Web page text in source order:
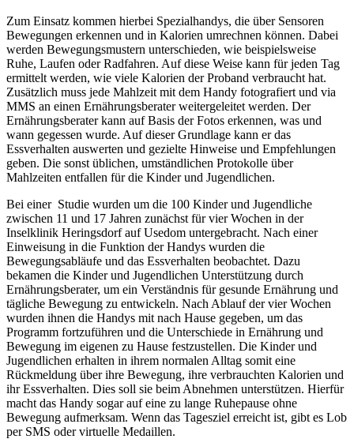
Zum Einsatz kommen hierbei Spezialhandys, die über Sensoren
Bewegungen erkennen und in Kalorien umrechnen können. Dabei
werden Bewegungsmustern unterschieden, wie beispielsweise
Ruhe, Laufen oder Radfahren. Auf diese Weise kann für jeden Tag
ermittelt werden, wie viele Kalorien der Proband verbraucht hat.
Zusätzlich muss jede Mahlzeit mit dem Handy fotografiert und via
MMS an einen Ernährungsberater weitergeleitet werden. Der
Ernährungsberater kann auf Basis der Fotos erkennen, was und
wann gegessen wurde. Auf dieser Grundlage kann er das
Essverhalten auswerten und gezielte Hinweise und Empfehlungen
geben. Die sonst üblichen, umständlichen Protokolle über
Mahlzeiten entfallen für die Kinder und Jugendlichen.
Bei einer Studie wurden um die 100 Kinder und Jugendliche
zwischen 11 und 17 Jahren zunächst für vier Wochen in der
Inselklinik Heringsdorf auf Usedom untergebracht. Nach einer
Einweisung in die Funktion der Handys wurden die
Bewegungsabläufe und das Essverhalten beobachtet. Dazu
bekamen die Kinder und Jugendlichen Unterstützung durch
Ernährungsberater, um ein Verständnis für gesunde Ernährung und
tägliche Bewegung zu entwickeln. Nach Ablauf der vier Wochen
wurden ihnen die Handys mit nach Hause gegeben, um das
Programm fortzuführen und die Unterschiede in Ernährung und
Bewegung im eigenen zu Hause festzustellen. Die Kinder und
Jugendlichen erhalten in ihrem normalen Alltag somit eine
Rückmeldung über ihre Bewegung, ihre verbrauchten Kalorien und
ihr Essverhalten. Dies soll sie beim Abnehmen unterstützen. Hierfür
macht das Handy sogar auf eine zu lange Ruhepause ohne
Bewegung aufmerksam. Wenn das Tagesziel erreicht ist, gibt es Lob
per SMS oder virtuelle Medaillen.